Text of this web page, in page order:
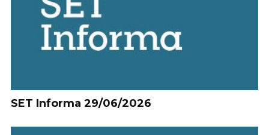
SET Informa 29/06/2026